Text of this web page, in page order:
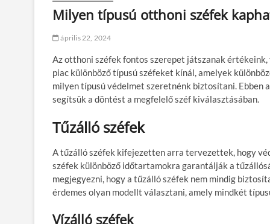
Milyen típusú otthoni széfek
április 22, 2024
Az otthoni széfek fontos szerepet játszanak
piac különböző típusú széfeket kínál, amelyek
milyen típusú védelmet szeretnénk biztosítani. Ebben
segítsük a döntést a megfelelő széf kiválasztásában.
Tűzálló széfek
A tűzálló széfek kifejezetten arra tervezettek, hogy
széfek különböző időtartamokra garantálják a
megjegyezni, hogy a tűzálló széfek nem mindig
érdemes olyan modellt választani, amely mindkét
Vízálló széfek